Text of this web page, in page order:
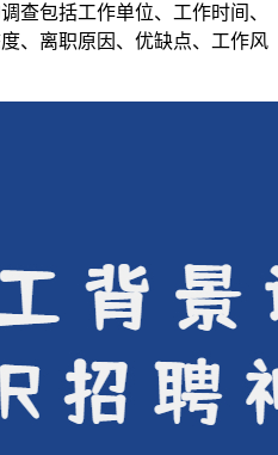
查包括工作单位、工作时间、
、离职原因、优缺点、工作风